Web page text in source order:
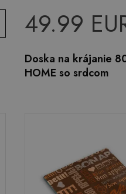
49.99
Doska na krájanie
HOME so srdcom